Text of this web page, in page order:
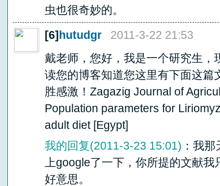
虫也很奇妙的。
[6]hutudgr
2011-3-22 21:53
戴老师，您好，我是一个研究生
读您的博客知道您这里有下面这
胜感激！Zagazig Journal of
Population parameters for
adult diet [Egypt]
我的回复(2011-3-23 15:01) ：我
上google了一下，你所提的文献
好意思。